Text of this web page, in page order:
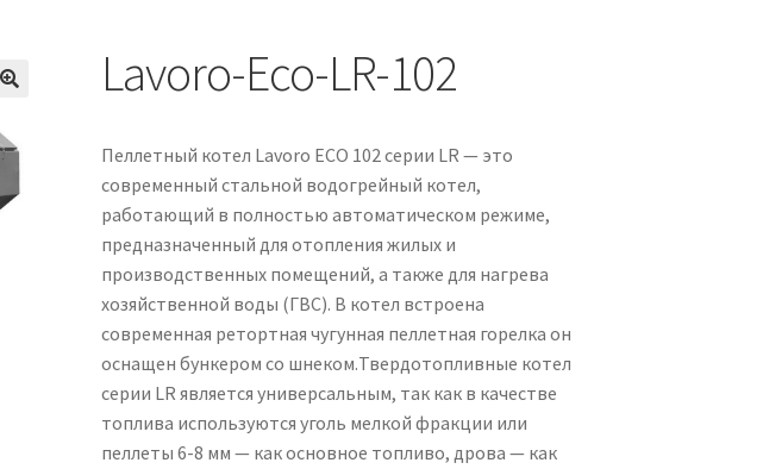
Lavoro-Eco-LR-102
Пеллетный котел Lavoro ECO 102 серии LR — это
современный стальной водогрейный котел,
работающий в полностью автоматическом режиме,
предназначенный для отопления жилых и
производственных помещений, а также для нагрева
хозяйственной воды (ГВС). В котел встроена
современная ретортная чугунная пеллетная горелка он
оснащен бункером со шнеком.Твердотопливные котел
серии LR является универсальным, так как в качестве
топлива используются уголь мелкой фракции или
пеллеты 6-8 мм — как основное топливо, дрова — как